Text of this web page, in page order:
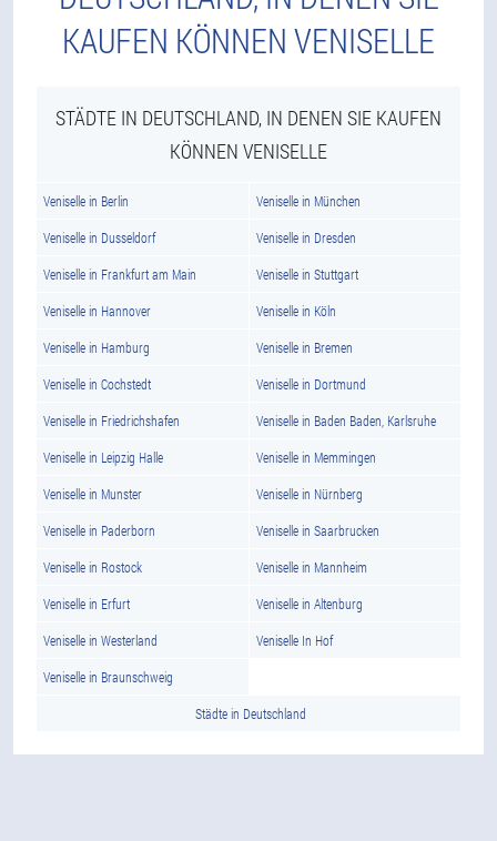
KAUFEN KÖNNEN VENISELLE
STÄDTE IN DEUTSCHLAND, IN DENEN SIE KAUFEN
KÖNNEN VENISELLE
Veniselle in Berlin Veniselle in München
Veniselle in Dusseldorf Veniselle in Dresden
Veniselle in Frankfurt am Main Veniselle in Stuttgart
Veniselle in Hannover Veniselle in Köln
Veniselle in Hamburg Veniselle in Bremen
Veniselle in Cochstedt Veniselle in Dortmund
Veniselle in Friedrichshafen Veniselle in Baden Baden, Karlsruhe
Veniselle in Leipzig Halle Veniselle in Memmingen
Veniselle in Munster Veniselle in Nürnberg
Veniselle in Paderborn Veniselle in Saarbrucken
Veniselle in Rostock Veniselle in Mannheim
Veniselle in Erfurt Veniselle in Altenburg
Veniselle in Westerland Veniselle In Hof
Veniselle in Braunschweig
Städte in Deutschland